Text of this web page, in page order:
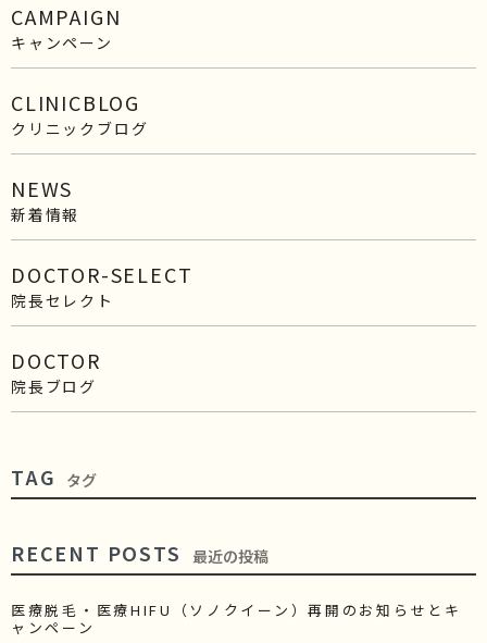
CAMPAIGN
キャンペーン
CLINICBLOG
クリニックブログ
NEWS
新着情報
DOCTOR-SELECT
院長セレクト
DOCTOR
院長ブログ
TAG タグ
RECENT POSTS 最近の投稿
医療脱毛・医療HIFU（ソノクイーン）再開のお知らせとキ
ャンペーン